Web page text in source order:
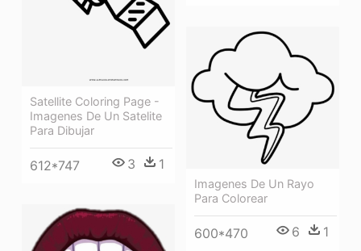
Satellite Coloring Page -
Imagenes De Un Satelite
Para Dibujar
612*747 3 1
Imagenes De Un Rayo
Para Colorear
600*470 6 1